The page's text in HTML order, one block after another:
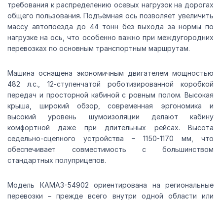
требования к распределению осевых нагрузок на дорогах
общего пользования. Подъёмная ось позволяет увеличить
массу автопоезда до 44 тонн без выхода за нормы по
нагрузке на ось, что особенно важно при междугородних
перевозках по основным транспортным маршрутам.
Машина оснащена экономичным двигателем мощностью
482 л.с., 12-ступенчатой роботизированной коробкой
передач и просторной кабиной с ровным полом. Высокая
крыша, широкий обзор, современная эргономика и
высокий уровень шумоизоляции делают кабину
комфортной даже при длительных рейсах. Высота
седельно-сцепного устройства – 1150-1170 мм, что
обеспечивает совместимость с большинством
стандартных полуприцепов.
Модель КАМАЗ-54902 ориентирована на региональные
перевозки – прежде всего внутри одной области или